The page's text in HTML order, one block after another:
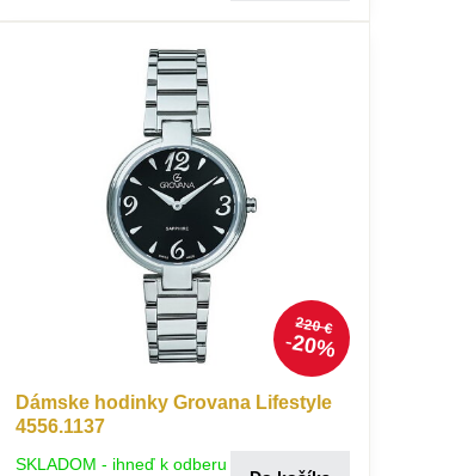
220 €
20%
Dámske hodinky Grovana Lifestyle
4556.1137
SKLADOM - ihneď k odberu